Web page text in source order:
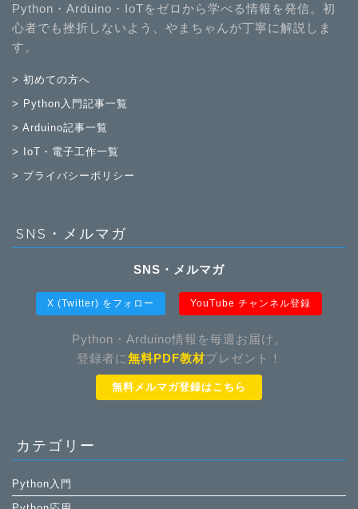
Python・Arduino・IoTをゼロから学べる情報を発信。初
心者でも挫折しないよう、やまちゃんが丁寧に解説しま
す。
> 初めての方へ
> Python入門記事一覧
> Arduino記事一覧
> IoT・電子工作一覧
> プライバシーポリシー
SNS・メルマガ
SNS・メルマガ
X (Twitter) をフォロー YouTube チャンネル登録
Python・Arduino情報を毎週お届け。
登録者に無料PDF教材プレゼント！
無料メルマガ登録はこちら
カテゴリー
Python入門